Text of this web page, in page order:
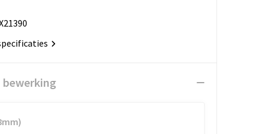
bewerking